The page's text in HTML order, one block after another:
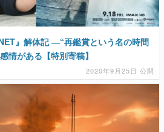
』解体記 ―“再鑑賞という名の時間
情がある【特別寄稿】
2020年9月25日 公開